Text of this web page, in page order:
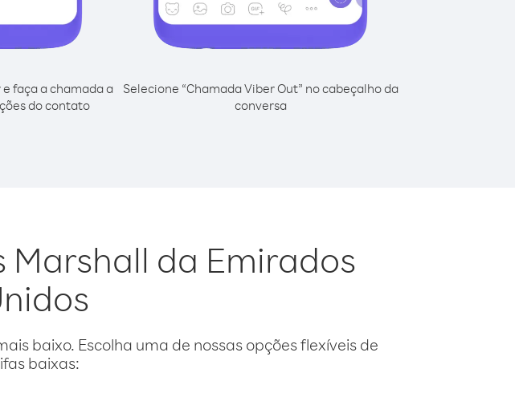
faça a chamada a
do contato
Selecione “Chamada Viber Out” no cabeçalho da
conversa
da Emirados
baixo. Escolha uma de nossas opções flexíveis de
baixas: